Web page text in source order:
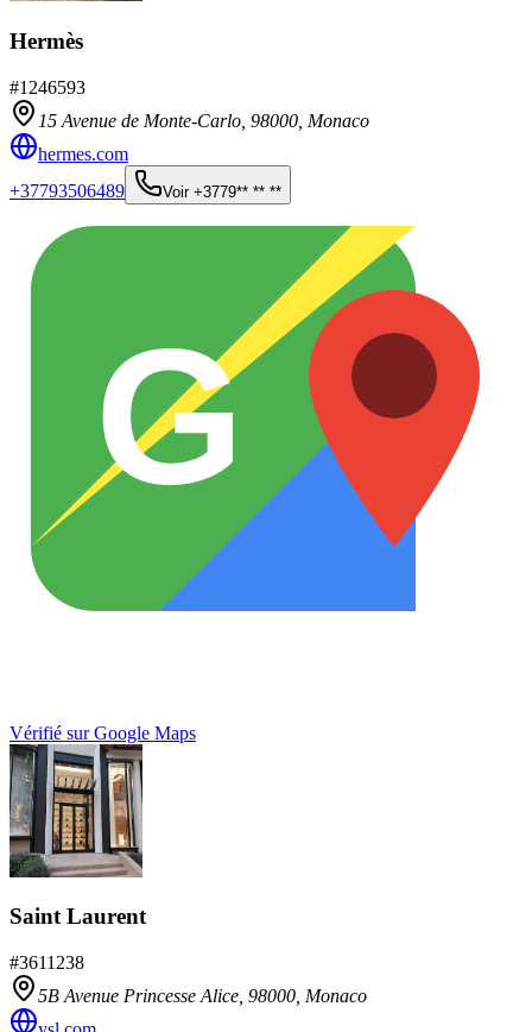
Hermès
#1246593
15 Avenue de Monte-Carlo, 98000 Monaco
hermes.com
+37793506489
Voir +3779** ** **
G
Vérifié sur Google Maps
Saint Laurent
#3611238
5B Avenue Princesse Alice, 98000 Monaco